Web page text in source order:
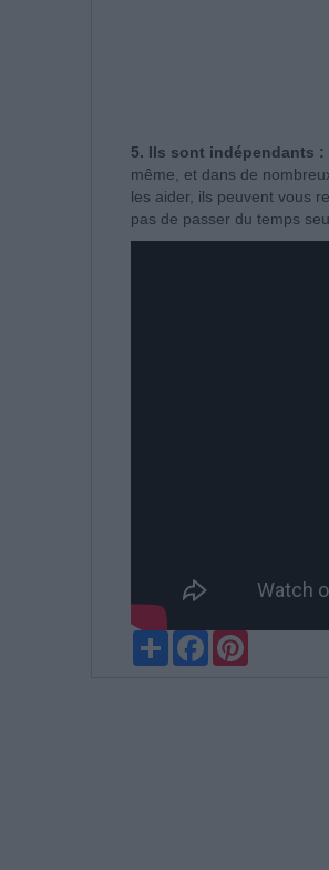
5. Ils sont indépendants :
même, et dans de
les aider, ils peuvent vous
pas de passer du temps
PartagerFacebook